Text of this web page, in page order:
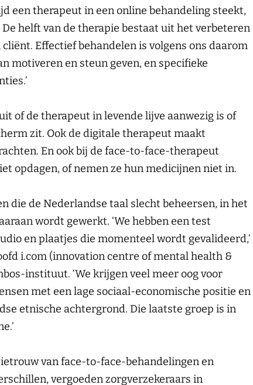
een therapeut in een online behandeling steekt,
helft van de therapie bestaat uit het verbeteren
Effectief behandelen is volgens ons daarom
motiveren en steun geven, en specifieke
of de therapeut in levende lijve aanwezig is of
zit. Ook de digitale therapeut maakt
En ook bij de face-to-face-therapeut
opdagen, of nemen ze hun medicijnen niet in.
die de Nederlandse taal slecht beheersen, in het
wordt gewerkt. ‘We hebben een test
en plaatjes die momenteel wordt gevalideerd,’
i.com (innovation centre of mental health &
instituut. ‘We krijgen veel meer oog voor
met een lage sociaal-economische positie en
etnische achtergrond. Die laatste groep is in
van face-to-face-behandelingen en
vergoeden zorgverzekeraars in